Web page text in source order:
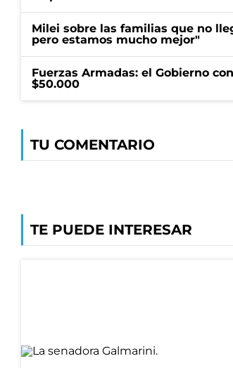
Milei sobre las familias que no
pero estamos mucho mejor"
Fuerzas Armadas: el Gobierno
$50.000
TU COMENTARIO
TE PUEDE INTERESAR